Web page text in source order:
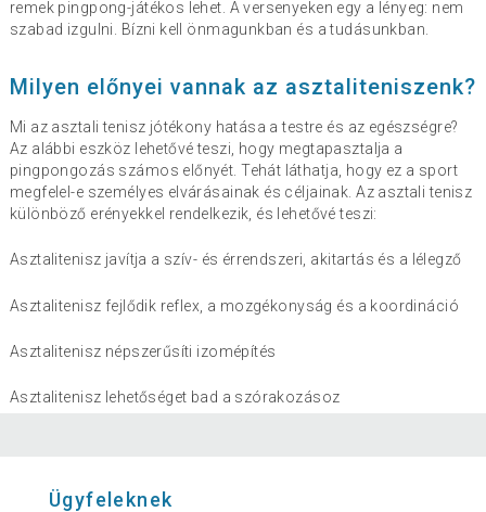
remek pingpong-játékos lehet. A versenyeken egy a lényeg: nem
szabad izgulni. Bízni kell önmagunkban és a tudásunkban.
Milyen előnyei vannak az asztaliteniszenk?
Mi az asztali tenisz jótékony hatása a testre és az egészségre?
Az alábbi eszköz lehetővé teszi, hogy megtapasztalja a
pingpongozás számos előnyét. Tehát láthatja, hogy ez a sport
megfelel-e személyes elvárásainak és céljainak. Az asztali tenisz
különböző erényekkel rendelkezik, és lehetővé teszi:
Asztalitenisz javítja a szív- és érrendszeri, akitartás és a lélegző
Asztalitenisz fejlődik reflex, a mozgékonyság és a koordináció
Asztalitenisz népszerűsíti izomépítés
Asztalitenisz lehetőséget bad a szórakozásoz
Ügyfeleknek